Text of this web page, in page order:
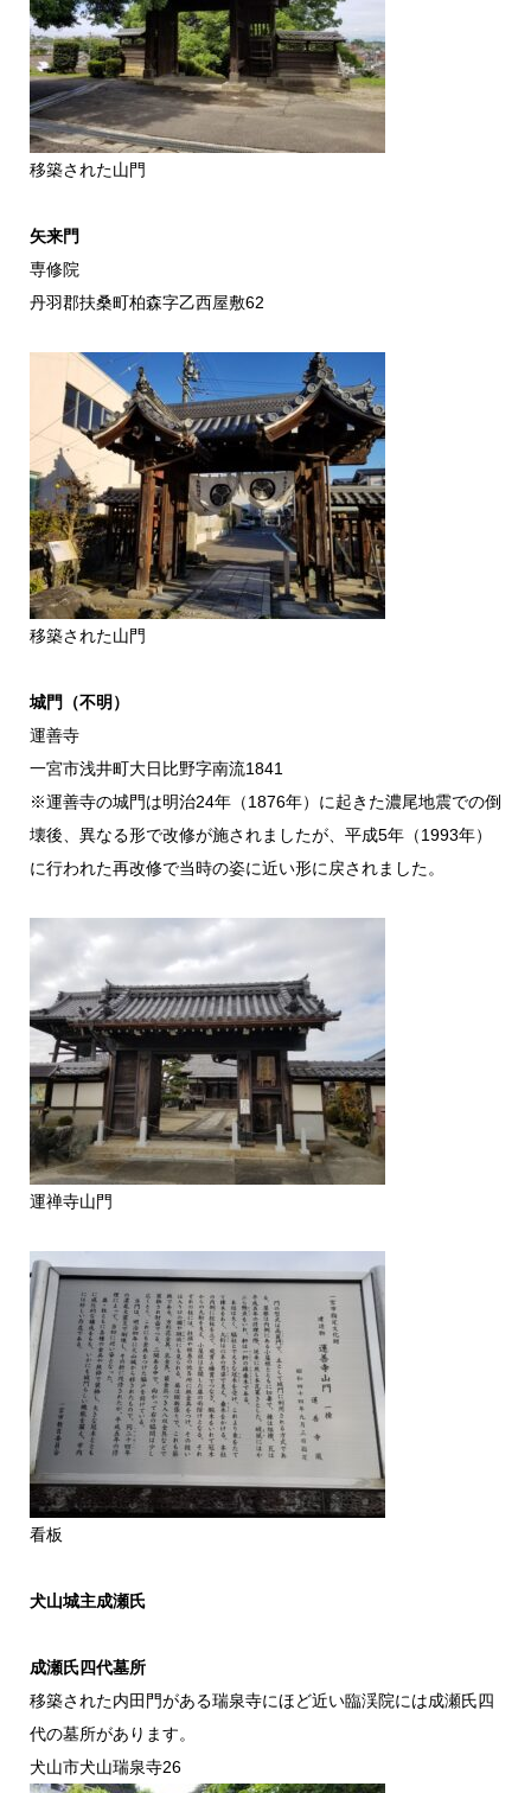
移築された山門
矢来門
専修院
丹羽郡扶桑町柏森字乙西屋敷62
移築された山門
城門（不明）
運善寺
一宮市浅井町大日比野字南流1841
※運善寺の城門は明治24年（1876年）に起きた濃尾地震での倒
壊後、異なる形で改修が施されましたが、平成5年（1993年）
に行われた再改修で当時の姿に近い形に戻されました。
運禅寺山門
看板
犬山城主成瀬氏
成瀬氏四代墓所
移築された内田門がある瑞泉寺にほど近い臨渓院には成瀬氏四
代の墓所があります。
犬山市犬山瑞泉寺26